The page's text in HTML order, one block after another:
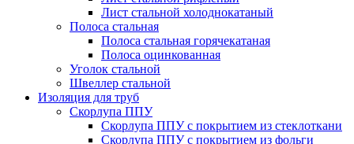
Лист стальной холоднокатаный
Полоса стальная
Полоса стальная горячекатаная
Полоса оцинкованная
Уголок стальной
Швеллер стальной
Изоляция для труб
Скорлупа ППУ
Скорлупа ППУ с покрытием из стеклоткани
Скорлупа ППУ с покрытием из фольги